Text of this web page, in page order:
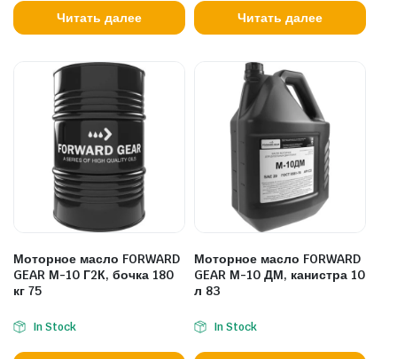
Читать далее Читать далее
Моторное масло FORWARD
GEAR М-10 Г2К, бочка 180
кг 75
In Stock
Моторное масло FORWARD
GEAR М-10 ДМ, канистра 10
л 83
In Stock